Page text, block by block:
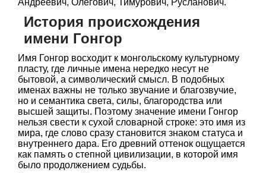
Андреевич, Олегович, Тимурович, Русланович.
История происхождения
имени Гонгор
Имя Гонгор восходит к монгольскому культурному
пласту, где личные имена нередко несут не
бытовой, а символический смысл. В подобных
именах важны не только звучание и благозвучие,
но и семантика света, силы, благородства или
высшей защиты. Поэтому значение имени Гонгор
нельзя свести к сухой словарной строке: это имя из
мира, где слово сразу становится знаком статуса и
внутреннего дара. Его древний оттенок ощущается
как память о степной цивилизации, в которой имя
было продолжением судьбы.